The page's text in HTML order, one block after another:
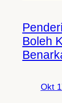
Boleh
Okt